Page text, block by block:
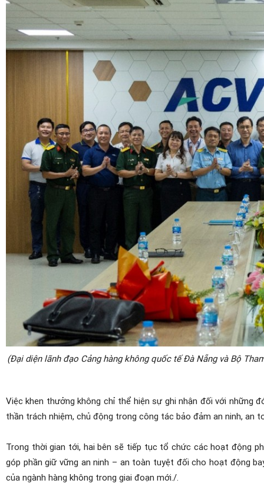
(Đại diện lãnh đạo Cảng hàng không quốc tế Đà Nẵng và Bộ
Việc khen thưởng không chỉ thể hiện sự ghi nhận đối với những
thần trách nhiệm, chủ động trong công tác bảo đảm an ninh, an
Trong thời gian tới, hai bên sẽ tiếp tục tổ chức các hoạt động
góp phần giữ vững an ninh – an toàn tuyệt đối cho hoạt động
của ngành hàng không trong giai đoạn mới. /.